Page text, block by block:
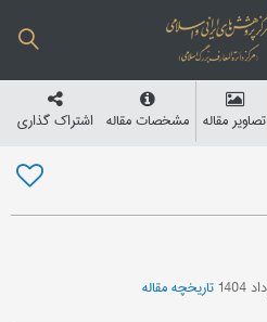
تصاویر مقاله مشخصات مقاله اشتراک گذاری
تاریخچه مقاله